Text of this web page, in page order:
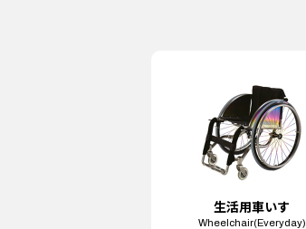
生活用車いす
Wheelchair(Everyday)